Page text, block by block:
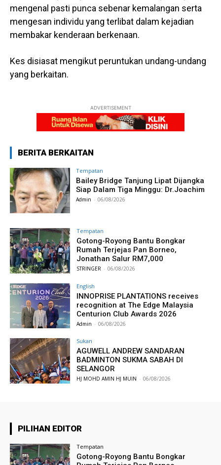
mengenal pasti punca sebenar kemalangan serta
mengesan individu yang terlibat dalam kejadian
membakar kenderaan berkenaan.
Kes disiasat mengikut peruntukan undang-undang
yang berkaitan.
ADVERTISEMENT
BERITA BERKAITAN
Tempatan
Bailey Bridge Tanjung Lipat Dijangka
Siap Dalam Tiga Minggu: Dr.Joachim
Admin - 06/08/2026
Tempatan
Gotong-Royong Bantu Bongkar
Rumah Terjejas Pan Borneo,
Jonathan Salur RM7,000
STRINGER - 06/08/2026
English
INNOPRISE PLANTATIONS receives
recognition at The Edge Malaysia
Centurion Club Awards 2026
Admin - 06/08/2026
Sukan
AGUWELL ANDREW SANDARAN
BADMINTON SUKMA SABAH DI
SELANGOR
HJ MOHD AMIN HJ MUIN - 06/08/2026
PILIHAN EDITOR
Tempatan
Gotong-Royong Bantu Bongkar